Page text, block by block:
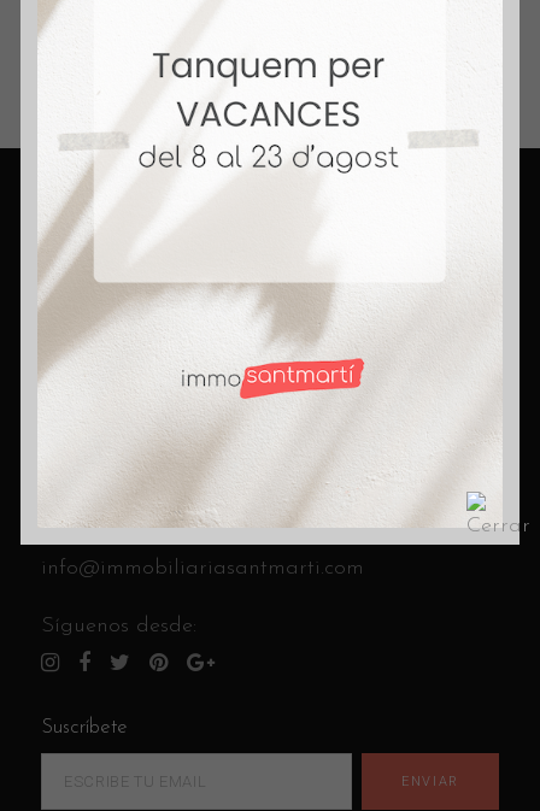
+ 14 Años Vendiendo Hogares. Honestidad,
compromiso y pasión. Rompemos mitos,
porque aquí somos agentes con corazón.
C/ Cantabria 8 (esquina C/ Andrade)
info@immobiliariasantmarti.com
Síguenos desde:
Suscríbete